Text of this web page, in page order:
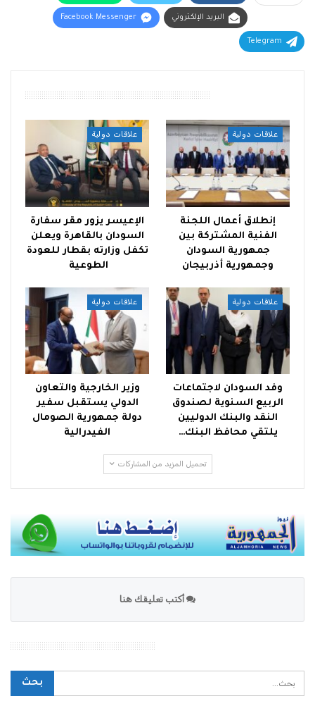
البريد الإلكتروني Facebook Messenger
Telegram
علاقات دولية
إنطلاق أعمال اللجنة
الفنية المشتركة بين
جمهورية السودان
وجمهورية أذربيجان
علاقات دولية
الإعيسر يزور مقر سفارة
السودان بالقاهرة ويعلن
تكفل وزارته بقطار للعودة
الطوعية
علاقات دولية
وفد السودان لاجتماعات
الربيع السنوية لصندوق
النقد والبنك الدوليين
يلتقي محافظ البنك…
علاقات دولية
وزير الخارجية والتعاون
الدولي يستقبل سفير
دولة جمهورية الصومال
الفيدرالية
تحميل المزيد من المشاركات
أكتب تعليقك هنا